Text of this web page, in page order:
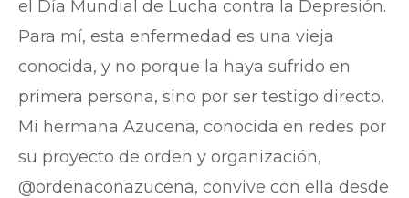
el Día Mundial de Lucha contra la Depresión.
Para mí, esta enfermedad es una vieja
conocida, y no porque la haya sufrido en
primera persona, sino por ser testigo directo.
Mi hermana Azucena, conocida en redes por
su proyecto de orden y organización,
@ordenaconazucena, convive con ella desde